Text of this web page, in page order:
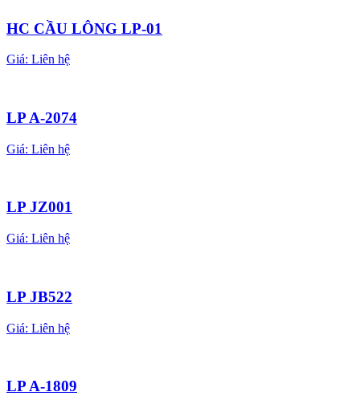
HC CẦU LÔNG LP-01
Giá: Liên hệ
LP A-2074
Giá: Liên hệ
LP JZ001
Giá: Liên hệ
LP JB522
Giá: Liên hệ
LP A-1809